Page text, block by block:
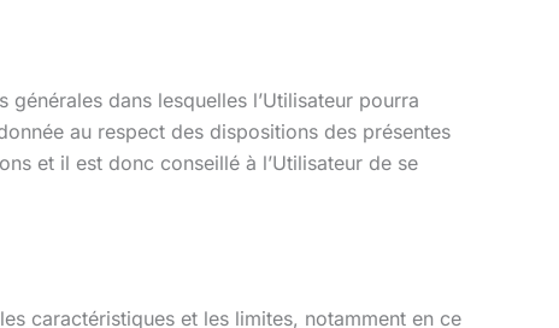
dans lesquelles l’Utilisateur pourra
au respect des dispositions des présentes
et il est donc conseillé à l’Utilisateur de se
caractéristiques et les limites, notamment en ce